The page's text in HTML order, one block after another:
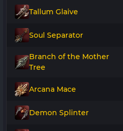
Tallum Glaive
Soul Separator
Branch of the Mother
Tree
Arcana Mace
Demon Splinter